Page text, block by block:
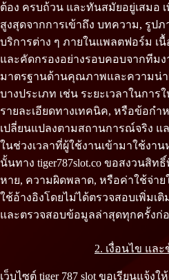
ต้อง ครบถ้วน และทันสมัยอยู่เสมอ
สูงสุดจากการเข้าถึง บทความ, รูปภ
บริการต่าง ๆ ภายในแพลตฟอร์ม เ
และคัดกรองอย่างรอบคอบจากทีม
มาตรฐานด้านคุณภาพและความน่า
บางประเภท เช่น ระยะเวลาในการ
รายละเอียดทางเทคนิค, หรือข้อกำ
เปลี่ยนแปลงตามสถานการณ์จริง แ
ในช่วงเวลาที่ผู้ใช้งานเข้ามาใช้งา
นั้นทาง tiger787slot.co ขอสงวนสิ
หาย, ความผิดพลาด, หรือค่าใช้จ่าย
ใช้อ้างอิงโดยไม่ได้ตรวจสอบเพิ่ม
และตรวจสอบข้อมูลล่าสุดทุกครั้งก่
2. เงื่อนไข แล
เว็บไซต์ tiger 787 slot ขอเรียนแจ้ง